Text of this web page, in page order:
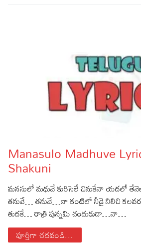
Manasulo Madhuve
Shakuni
మనసులో మధువే కురిసెలే చినుకేనా యదలో
తనువే… తనువే…నా కంటిలో నీడై నిలిచి
తుదకే… రాత్రి పున్నమి చందురుడా…నా…
పూర్తిగా చదవండి...